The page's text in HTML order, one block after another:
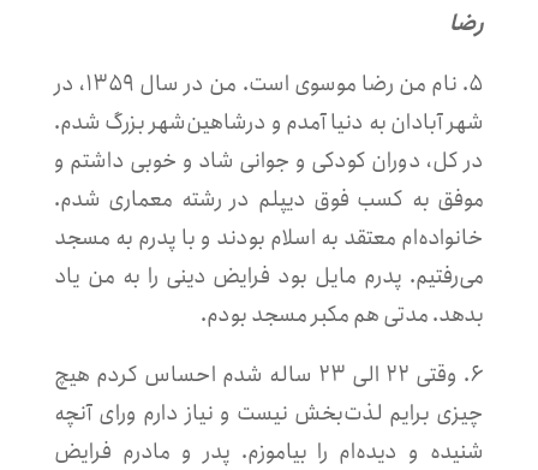
رضا
۵. نام من رضا موسوی است. من در سال ۱۳۵۹، در
شهر آبادان به دنیا آمدم و درشاهین‌شهر بزرگ شدم.
در کل، دوران کودکی و جوانی شاد و خوبی داشتم و
موفق به کسب فوق دیپلم در رشته معماری شدم.
خانواده‌ام معتقد به اسلام بودند و با پدرم به مسجد
می‌رفتیم. پدرم مایل بود فرایض دینی را به من یاد
بدهد. مدتی هم مکبر مسجد بودم.
۶. وقتی ۲۲ الی ۲۳ ساله شدم احساس کردم هیچ
چیزی برایم لذت‌بخش نیست و نیاز دارم ورای آنچه
شنیده و دیده‌ام را بیاموزم. پدر و مادرم فرایض